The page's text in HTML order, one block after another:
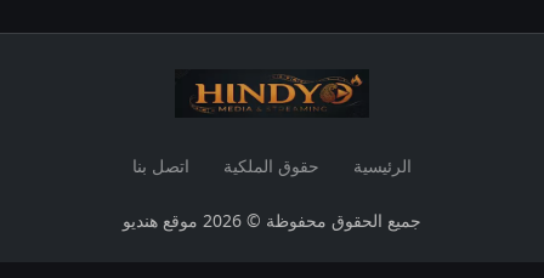
الرئيسية حقوق الملكية اتصل بنا
جميع الحقوق محفوظة © 2026 موقع هنديو